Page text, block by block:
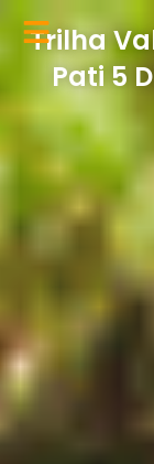
para
conteúdo
Trilha
Pati 5